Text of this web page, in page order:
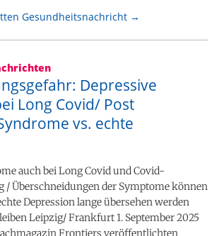
Gesundheitsnachricht →
Depressive
Long Covid/ Post
vs. echte
auch bei Long Covid und Covid-
Überschneidungen der Symptome können
Depression lange übersehen werden
Leipzig/ Frankfurt 1. September 2025
Frontiers veröffentlichten